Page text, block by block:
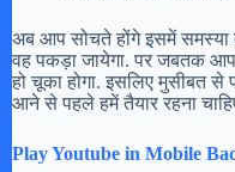
अब आप सोचते होंगे इसमें
वह पकड़ा जायेगा. पर जबतक
हो चूका होगा. इसलिए मुसीबत
आने से पहले हमें तैयार रहना
Play Youtube in Mobile